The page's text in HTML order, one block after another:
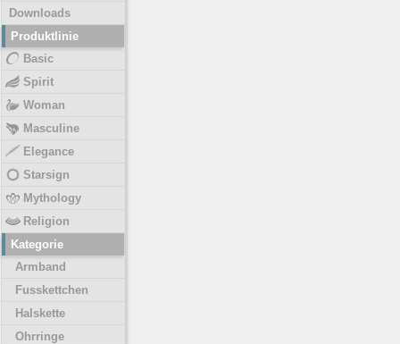
Downloads
Produktlinie
Basic
Spirit
Woman
Masculine
Elegance
Starsign
Mythology
Religion
Kategorie
Armband
Fusskettchen
Halskette
Ohrringe